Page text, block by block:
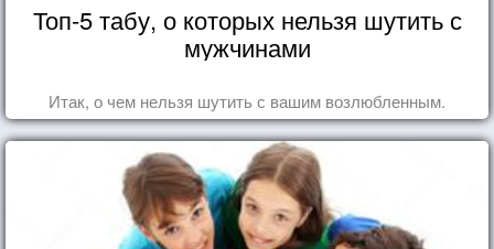
Топ-5 табу, о которых нельзя шутить с
мужчинами
Итак, о чем нельзя шутить с вашим возлюбленным.